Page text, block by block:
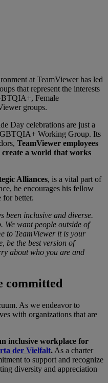
at TeamViewer has led
that represent the interests
Female
groups.
Day celebrations are just a
Working Group. Its
TeamViewer employees
create a world that works
Alliances, is a vital part of
he encourages his fellow
for better.
been inclusive and diverse.
We want people outside of
to TeamViewer it is your
be the best version of
about who you are and
committed
As we endeavor to
with organizations that are
inclusive workplace for
der Vielfalt. As a charter
to support and recognize
diversity and appreciation